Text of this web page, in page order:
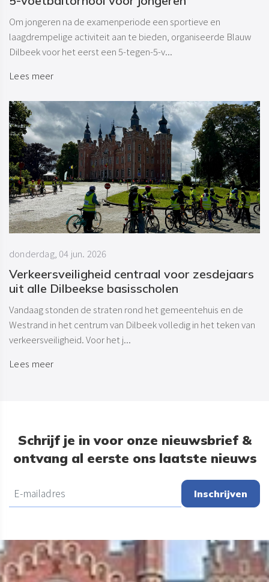
Om jongeren na de examenperiode een sportieve en
laagdrempelige activiteit aan te bieden, organiseerde Blauw
Dilbeek voor het eerst een 5-tegen-5-v...
Lees meer
Verkeersveiligheid centraal voor zesdejaars
uit alle Dilbeekse basisscholen
donderdag, 04 jun. 2026
Vandaag stonden de straten rond het gemeentehuis en de
Westrand in het centrum van Dilbeek volledig in het teken van
verkeersveiligheid. Voor het j...
Lees meer
Schrijf je in voor onze nieuwsbrief &
ontvang al eerste ons laatste nieuws
Inschrijven